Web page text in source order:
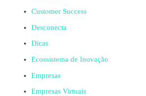
Customer Success
Desconecta
Dicas
Ecossistema de Inovação
Empresas
Empresas Virtuais